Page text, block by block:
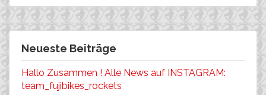
Neueste Beiträge
Hallo Zusammen ! Alle News auf INSTAGRAM:
team_fujibikes_rockets